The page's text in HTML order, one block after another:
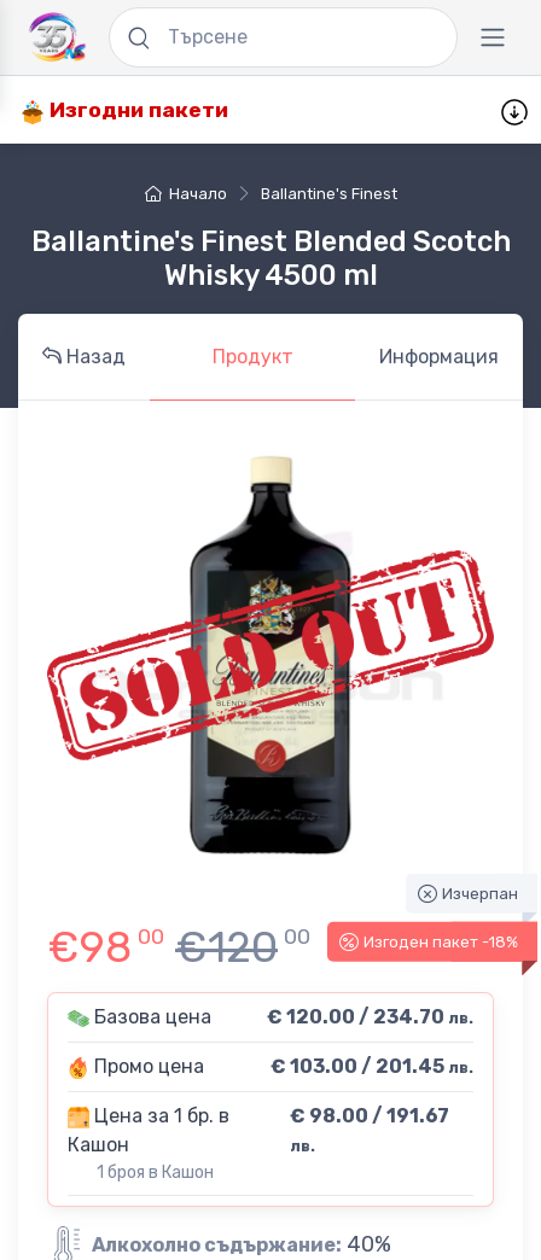
Изгодни пакети
Начало Ballantine's Finest
Ballantine's Finest Blended Scotch
Whisky 4500 ml
Назад Продукт Информация
Изчерпан
-14%
Изгоден пакет -18%
€98 00 €120 00
Базова цена € 120.00 / 234.70 лв.
Промо цена € 103.00 / 201.45 лв.
Цена за 1 бр. в
Кашон
1 броя в Кашон
€ 98.00 / 191.67
лв.
Алкохолно съдържание: 40%